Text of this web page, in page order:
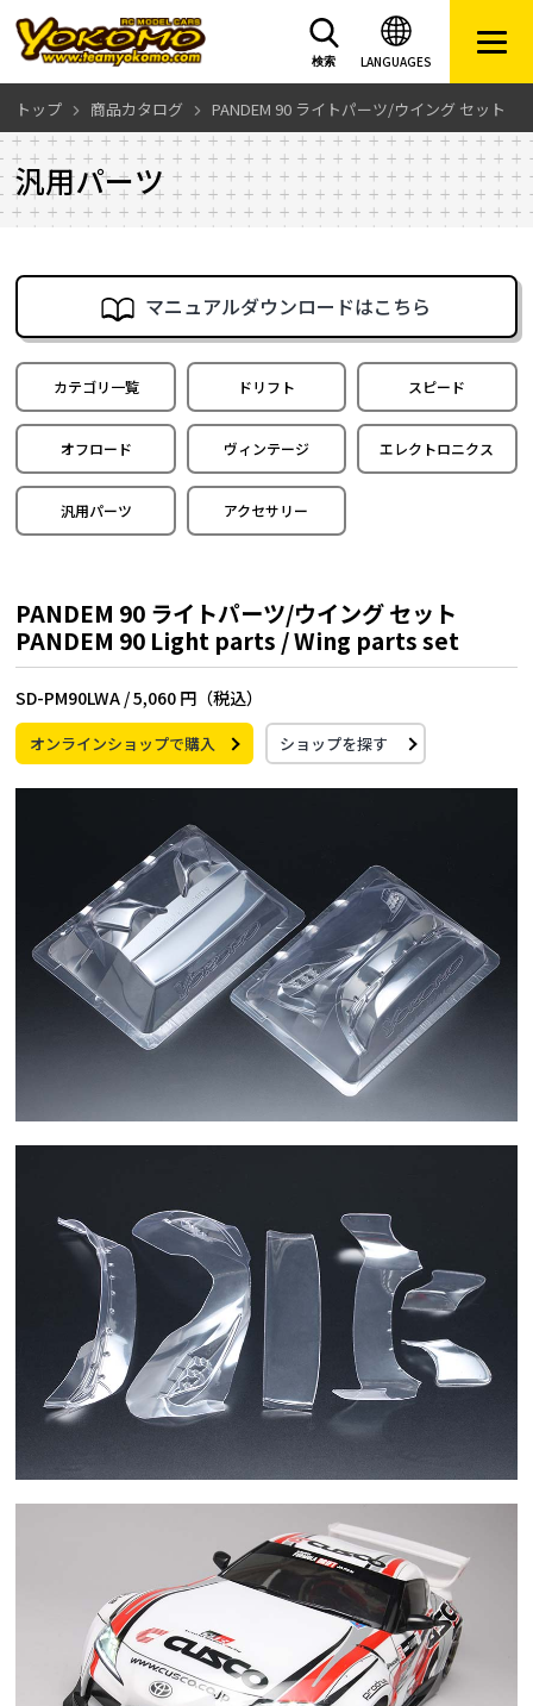
LANGUAGES
検索
トップ 商品カタログ PANDEM 90 ライトパーツ/ウイング セット
汎用パーツ
マニュアルダウンロードはこちら
カテゴリ一覧 ドリフト スピード
オフロード ヴィンテージ エレクトロニクス
汎用パーツ アクセサリー
PANDEM 90 ライトパーツ/ウイング セット
PANDEM 90 Light parts / Wing parts set
SD-PM90LWA /5,060 円（税込）
オンラインショップで購入 ショップを探す